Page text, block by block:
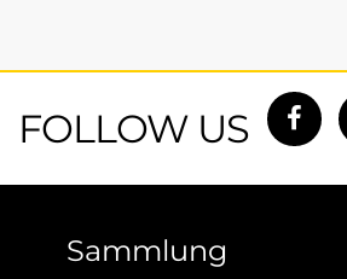
FOLLOW US
Sammlung